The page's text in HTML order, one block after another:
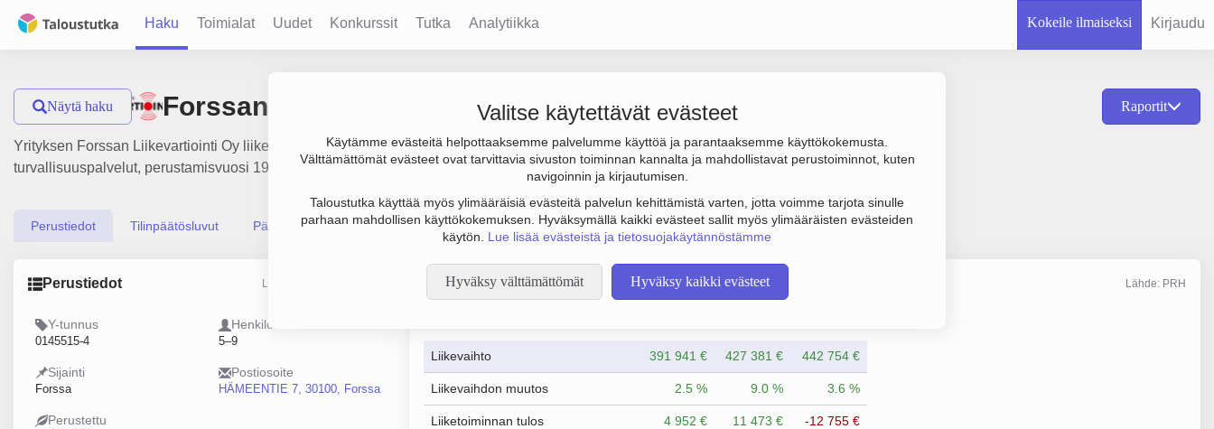
Haku Toimialat Uudet Konkurssit Tutka Analytiikka Kokeile ilmaiseksi Kirjaudu
Valitse käytettävät evästeet
Käytämme evästeitä helpottaaksemme palvelumme käyttöä ja parantaaksemme käyttökokemusta.
Välttämättömät evästeet ovat tarvittavia sivuston toiminnan kannalta ja mahdollistavat perustoiminnot, kuten
navigoinnin ja kirjautumisen.
Taloustutka käyttää myös ylimääräisiä evästeitä palvelun kehittämistä varten, jotta voimme tarjota sinulle
parhaan mahdollisen käyttökokemuksen. Hyväksymällä kaikki evästeet sallit myös ylimääräisten evästeiden
käytön. Lue lisää evästeistä ja tietosuojakäytännöstämme
Hyväksy välttämättömät Hyväksy kaikki evästeet
Näytä haku Forssan Liikevartiointi Oy Raportit
Yrityksen Forssan Liikevartiointi Oy liikevaihto on 443 000 €, tulos -13 000 € ja henkilöstömäärä 8. Sen päätoimiala on Etsiväpalvelut ja yksityiset
turvallisuuspalvelut, perustamisvuosi 1978 ja sijainti Forssa. Yrityksen yhtiömuoto Osakeyhtiö (OY).
Perustiedot Tilinpäätösluvut Päättäjätiedot
Perustiedot Lähde: YTJ, PRH, Traficom
Y-tunnus
0145515-4
Henkilöstömäärä
5–9
Sijainti
Forssa
Postiosoite
HÄMEENTIE 7, 30100, Forssa
Perustettu
Taloustiedot Lähde: PRH
Liikevaihto 391 941 € 427 381 € 442 754 €
Liikevaihdon muutos 2.5 % 9.0 % 3.6 %
Liiketoiminnan tulos 4 952 € 11 473 € -12 755 €